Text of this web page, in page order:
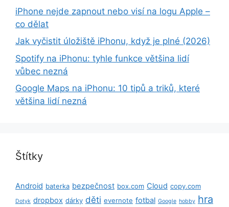
iPhone nejde zapnout nebo visí na logu Apple –
co dělat
Jak vyčistit úložiště iPhonu, když je plné (2026)
Spotify na iPhonu: tyhle funkce většina lidí
vůbec nezná
Google Maps na iPhonu: 10 tipů a triků, které
většina lidí nezná
Štítky
Android baterka bezpečnost box.com Cloud copy.com
Dotyk dropbox dárky děti evernote fotbal Google hobby hra